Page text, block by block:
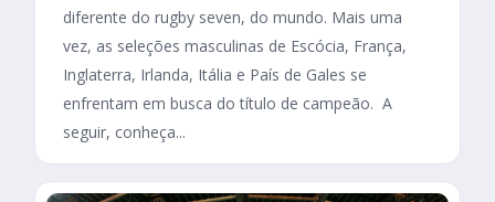
diferente do rugby seven, do mundo. Mais uma
vez, as seleções masculinas de Escócia, França,
Inglaterra, Irlanda, Itália e País de Gales se
enfrentam em busca do título de campeão. A
seguir, conheça...